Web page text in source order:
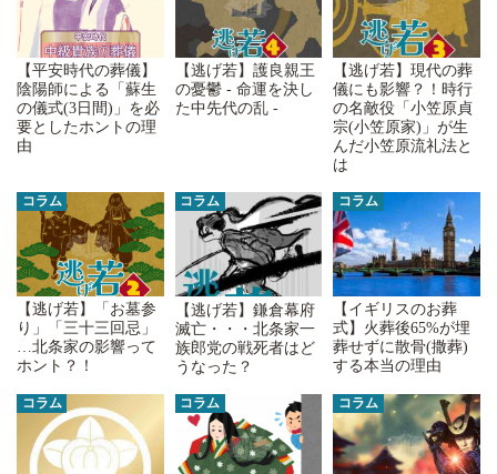
【平安時代の葬儀】
陰陽師による「蘇生
の儀式(3日間)」を必
要としたホントの理
由
【逃げ若】護良親王
の憂鬱 - 命運を決し
た中先代の乱 -
【逃げ若】現代の葬
儀にも影響？！時行
の名敵役「小笠原貞
宗(小笠原家)」が生
んだ小笠原流礼法と
は
コラム
【逃げ若】「お墓参
り」「三十三回忌」
…北条家の影響って
ホント？！
コラム
【逃げ若】鎌倉幕府
滅亡・・・北条家一
族郎党の戦死者はど
うなった？
コラム
【イギリスのお葬
式】火葬後65%が埋
葬せずに散骨(撒葬)
する本当の理由
コラム コラム コラム